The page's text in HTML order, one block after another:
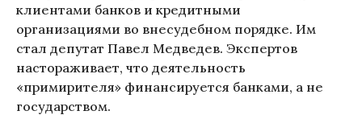
клиентами банков и кредитными
организациями во внесудебном порядке. Им
стал депутат Павел Медведев. Экспертов
настораживает, что деятельность
«примирителя» финансируется банками, а не
государством.